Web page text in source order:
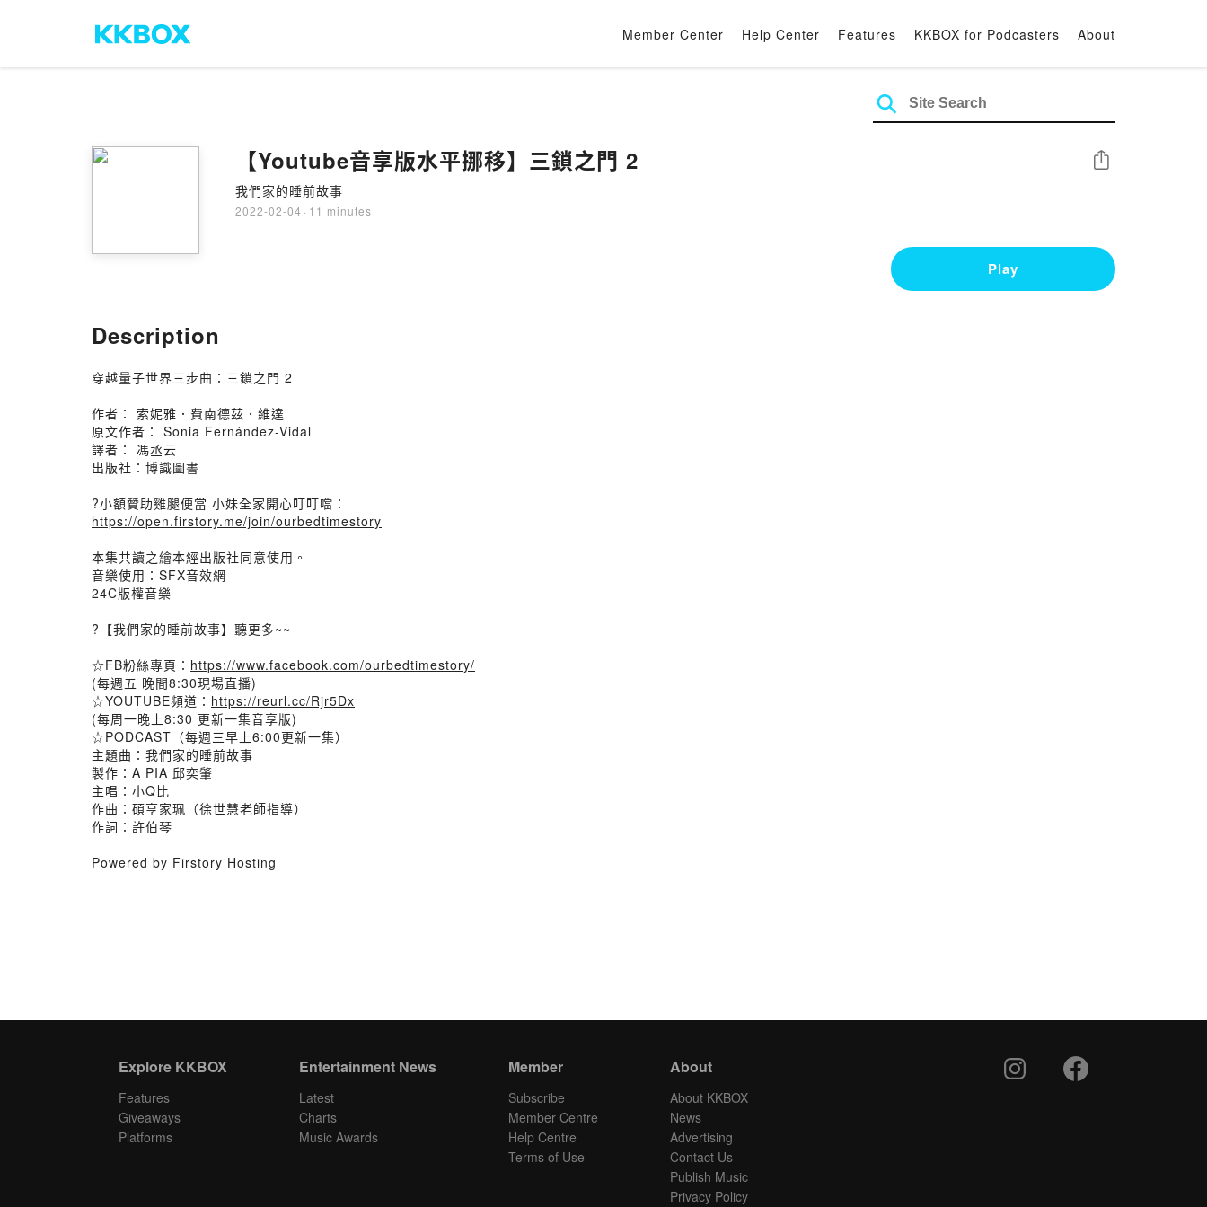
Member Center Help Center Features KKBOX for Podcasters About
【Youtube音享版水平挪移】三鎖之門 2
我們家的睡前故事
2022-02-04 · 11 minutes
Share
Play
Description
穿越量子世界三步曲：三鎖之門 2
作者： 索妮雅．費南德茲．維達
原文作者： Sonia Fernández-Vidal
譯者： 馮丞云
出版社：博識圖書
?小額贊助雞腿便當 小妹全家開心叮叮噹：
https://open.firstory.me/join/ourbedtimestory
本集共讀之繪本經出版社同意使用。
音樂使用：SFX音效網
24C版權音樂
?【我們家的睡前故事】聽更多~~
☆FB粉絲專頁： https://www.facebook.com/ourbedtimestory/
(每週五 晚間8:30現場直播)
☆YOUTUBE頻道： https://reurl.cc/Rjr5Dx
(每周一晚上8:30 更新一集音享版)
☆PODCAST（每週三早上6:00更新一集）
主題曲：我們家的睡前故事
製作：A PIA 邱奕肇
主唱：小Q比
作曲：碩亨家珮（徐世慧老師指導）
作詞：許伯琴
Powered by Firstory Hosting
Explore KKBOX
Features
Giveaways
Platforms
Entertainment News
Latest
Charts
Music Awards
Member
Subscribe
Member Centre
Help Centre
Terms of Use
About
About KKBOX
News
Advertising
Contact Us
Publish Music
Privacy Policy